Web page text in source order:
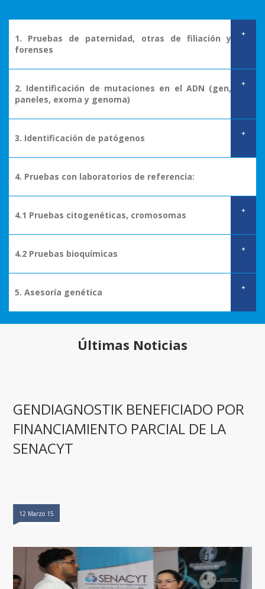
+
1. Pruebas de paternidad, otras de filiación y
forenses
+
2. Identificación de mutaciones en el ADN (gen,
paneles, exoma y genoma)
+
3. Identificación de patógenos
4. Pruebas con laboratorios de referencia:
+
4.1 Pruebas citogenéticas, cromosomas
+
4.2 Pruebas bioquímicas
+
5. Asesoría genética
Últimas Noticias
GENDIAGNOSTIK BENEFICIADO POR
FINANCIAMIENTO PARCIAL DE LA
SENACYT
12 Marzo 15